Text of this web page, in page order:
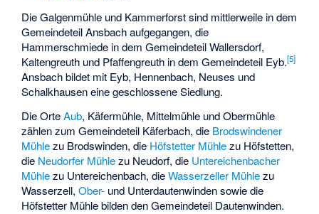
Die Galgenmühle und Kammerforst sind mittlerweile in dem
Gemeindeteil Ansbach aufgegangen, die
Hammerschmiede in dem Gemeindeteil Wallersdorf,
Kaltengreuth und Pfaffengreuth in dem Gemeindeteil Eyb.[5]
Ansbach bildet mit Eyb, Hennenbach, Neuses und
Schalkhausen eine geschlossene Siedlung.
Die OrteAub, Käfermühle, Mittelmühle undObermühle
zählen zum Gemeindeteil Käferbach, die Brodswindener
Mühlezu Brodswinden, die Höfstetter Mühlezu Höfstetten,
die Neudorfer Mühlezu Neudorf, die Untereichenbacher
Mühlezu Untereichenbach, dieWasserzeller Mühlezu
Wasserzell,Ober- und Unterdautenwindensowie die
Höfstetter Mühlebilden den Gemeindeteil Dautenwinden.